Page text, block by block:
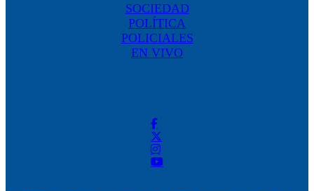
SOCIEDAD
POLÍTICA
POLICIALES
EN VIVO